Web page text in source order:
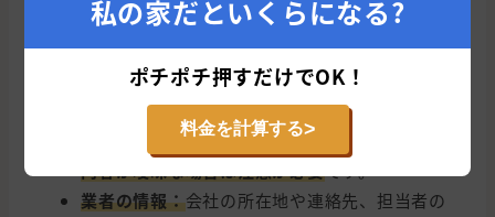
施工方法：下地処理の方法や塗装回数など、具
体的な施工方法が記載されているか確認しまし
ょう。
保証内容：保証期間や保証内容が明記されてい
るか確認しましょう。保証がない場合や、保証
業者の情報：会社の所在地や連絡先、担当者の
私の家だといくらになる?
ポチポチ押すだけでOK！
料金を計算する>